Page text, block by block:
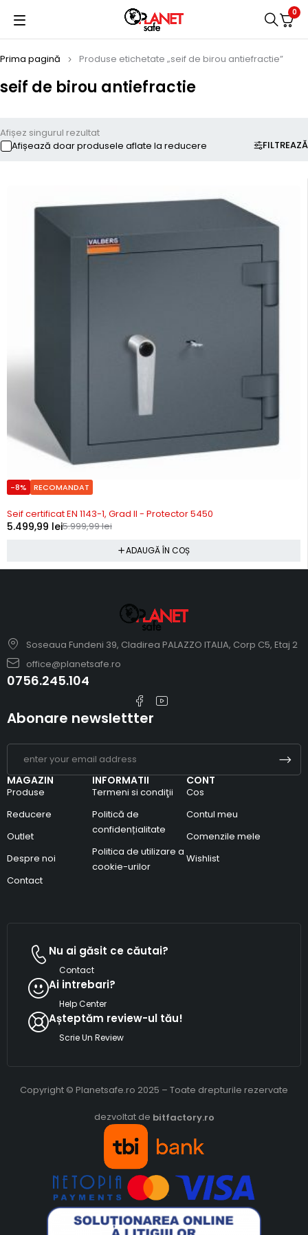
0
seif de birou antiefractie
Prima pagină Produse etichetate „seif de birou antiefractie”
FILTREAZĂ
Afișez singurul rezultat
Afișează doar produsele aflate la reducere
-8% RECOMANDAT
Precomanda
Seif certificat EN 1143-1, Grad II - Protector 5450
5.999,99lei
5.499,99 lei
ADAUGĂ ÎN COȘ
Soseaua Fundeni 39, Cladirea PALAZZO ITALIA, Corp C5, Etaj 2
office@planetsafe.ro
0756.245.104
MAGAZIN
Produse
Reducere
Outlet
Despre noi
Contact
INFORMATII
Termeni si condiţii
Politică de
confidențialitate
Politica de utilizare a
cookie-urilor
CONT
Cos
Contul meu
Comenzile mele
Wishlist
Abonare newslettter
Nu ai găsit ce căutai?
Contact
Ai intrebari?
Help Center
Așteptăm review-ul tău!
Scrie Un Review
Copyright © Planetsafe.ro 2025 – Toate drepturile rezervate
dezvoltat de bitfactory.ro